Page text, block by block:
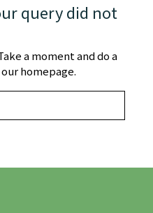
query did not
a moment and do a
our homepage.